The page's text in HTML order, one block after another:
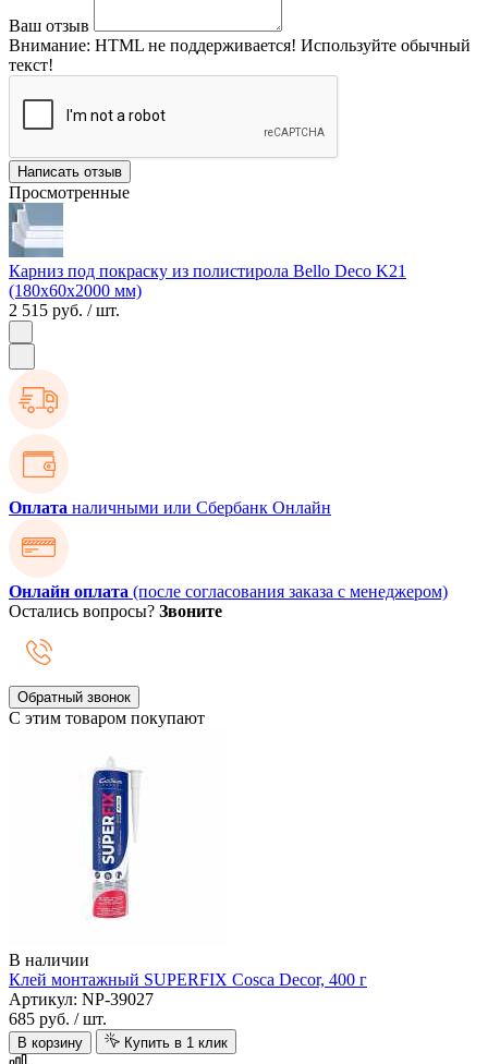
Ваш отзыв
Внимание: HTML не поддерживается! Используйте обычный
текст!
Написать отзыв
Просмотренные
Карниз под покраску из полистирола Bello Deco K21
(180х60х2000 мм)
2 515 руб. / шт.
Оплата наличными или Сбербанк Онлайн
Онлайн оплата (после согласования заказа с менеджером)
Остались вопросы? Звоните
Обратный звонок
С этим товаром покупают
В наличии
Клей монтажный SUPERFIX Cosca Decor, 400 г
Артикул: NP-39027
685 руб. / шт.
В корзину Купить в 1 клик